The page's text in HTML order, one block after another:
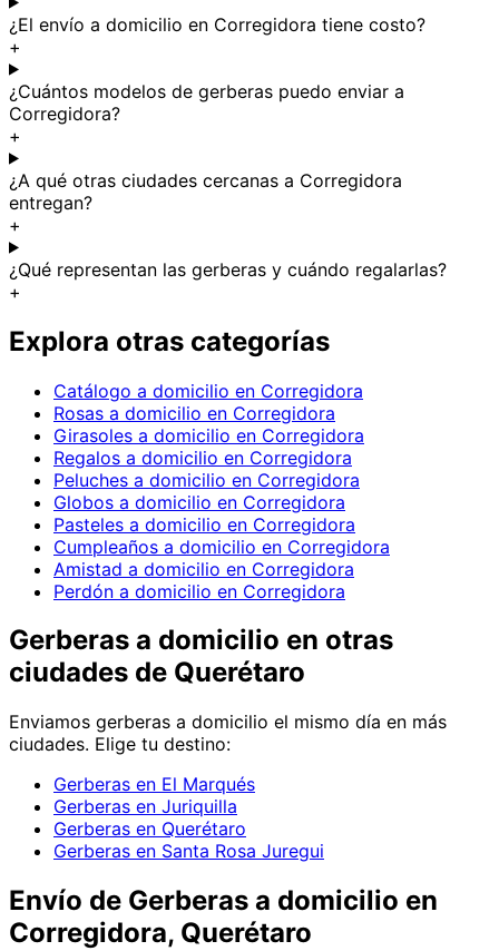
¿El envío a domicilio en Corregidora tiene costo?
+
¿Cuántos modelos de gerberas puedo enviar a
Corregidora?
+
¿A qué otras ciudades cercanas a Corregidora
entregan?
+
¿Qué representan las gerberas y cuándo regalarlas?
+
Explora otras categorías
Catálogo a domicilio en Corregidora
Rosas a domicilio en Corregidora
Girasoles a domicilio en Corregidora
Regalos a domicilio en Corregidora
Peluches a domicilio en Corregidora
Globos a domicilio en Corregidora
Pasteles a domicilio en Corregidora
Cumpleaños a domicilio en Corregidora
Amistad a domicilio en Corregidora
Perdón a domicilio en Corregidora
Gerberas a domicilio en otras
ciudades de Querétaro
Enviamos gerberas a domicilio el mismo día en más
ciudades. Elige tu destino:
Gerberas en El Marqués
Gerberas en Juriquilla
Gerberas en Querétaro
Gerberas en Santa Rosa Juregui
Envío de Gerberas a domicilio en
Corregidora, Querétaro